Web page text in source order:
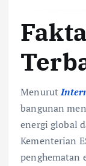
Menurut
bangunan
energi global
Kementerian
penghematan